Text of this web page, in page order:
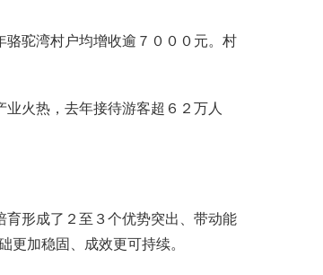
驼湾村户均增收逾７０００元。村
火热，去年接待游客超６２万人
形成了２至３个优势突出、带动能
加稳固、成效更可持续。